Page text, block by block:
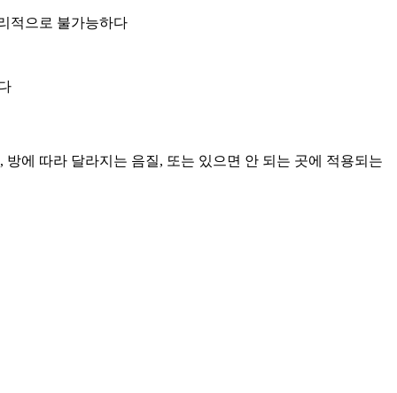
적으로 불가능하다
에 따라 달라지는 음질, 또는 있으면 안 되는 곳에 적용되는